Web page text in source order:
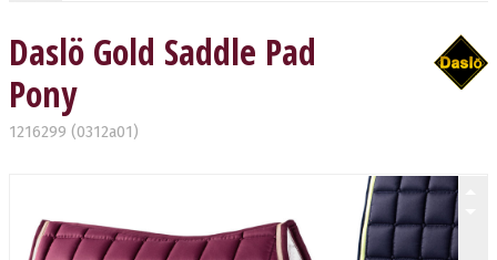
Daslö Gold Saddle Pad
Pony
1216299 (0312a01)